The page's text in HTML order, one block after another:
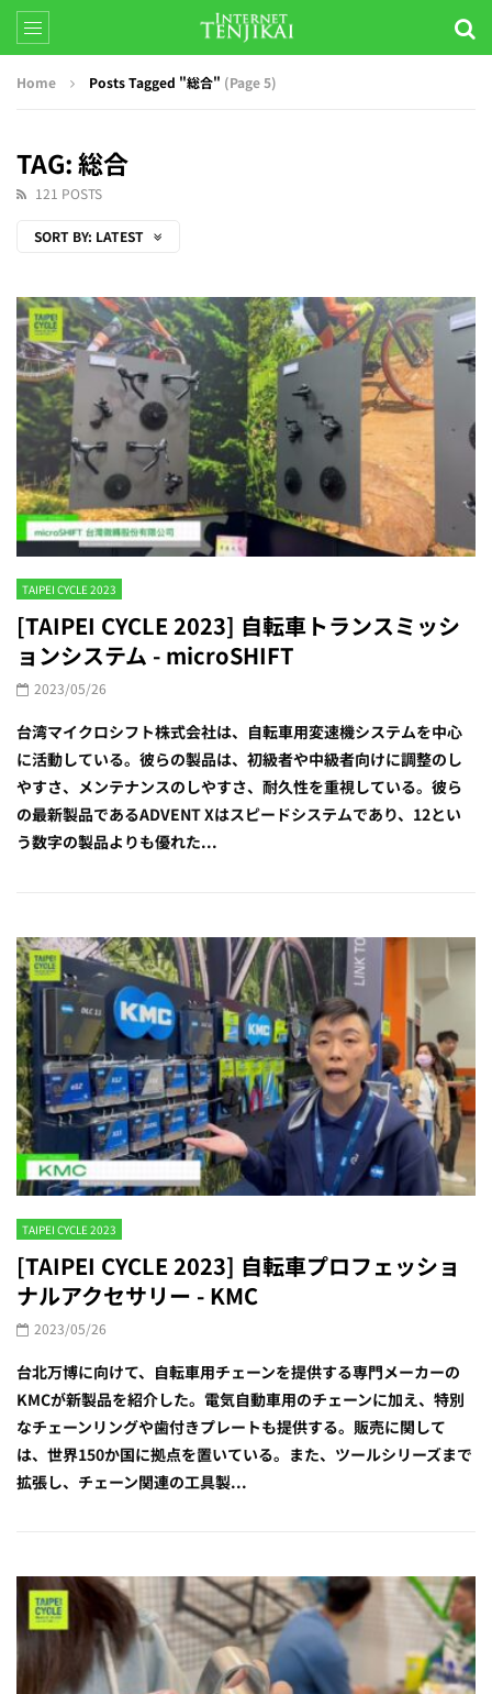
Home Posts Tagged "総合" (Page 5)
TAG: 総合
121 POSTS
SORT BY: LATEST
TAIPEI CYCLE 2023
[TAIPEI CYCLE 2023] 自転車トランスミッシ
ョンシステム - microSHIFT
2023/05/26
台湾マイクロシフト株式会社は、自転車用変速機システムを中心
に活動している。彼らの製品は、初級者や中級者向けに調整のし
やすさ、メンテナンスのしやすさ、耐久性を重視している。彼ら
の最新製品であるADVENT Xはスピードシステムであり、12とい
う数字の製品よりも優れた...
TAIPEI CYCLE 2023
[TAIPEI CYCLE 2023] 自転車プロフェッショ
ナルアクセサリー - KMC
2023/05/26
台北万博に向けて、自転車用チェーンを提供する専門メーカーの
KMCが新製品を紹介した。電気自動車用のチェーンに加え、特別
なチェーンリングや歯付きプレートも提供する。販売に関して
は、世界150か国に拠点を置いている。また、ツールシリーズまで
拡張し、チェーン関連の工具製...